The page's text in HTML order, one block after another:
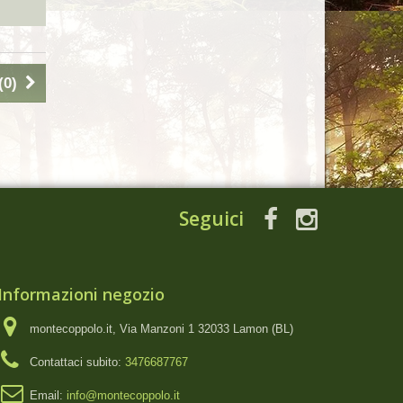
0)
Seguici
negozio
montecoppolo.it, Via Manzoni 1 32033 Lamon (BL)
Contattaci subito: 3476687767
Email: info@montecoppolo.it